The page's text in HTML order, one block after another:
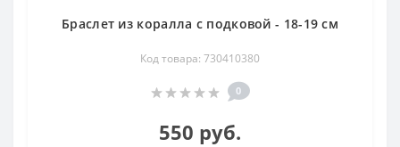
Браслет из коралла с подковой - 18-19 см
Код товара: 730410380
0
550 руб.